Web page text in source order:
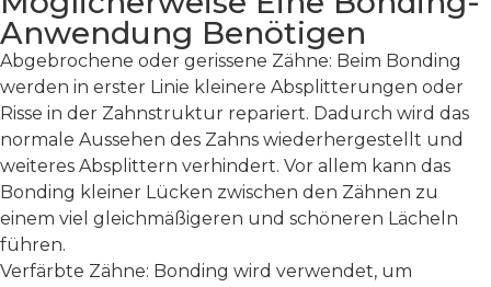
Anwendung Benötigen
Abgebrochene oder gerissene Zähne: Beim Bonding
werden in erster Linie kleinere Absplitterungen oder
Risse in der Zahnstruktur repariert. Dadurch wird das
normale Aussehen des Zahns wiederhergestellt und
weiteres Absplittern verhindert. Vor allem kann das
Bonding kleiner Lücken zwischen den Zähnen zu
einem viel gleichmäßigeren und schöneren Lächeln
führen.
Verfärbte Zähne: Bonding wird verwendet, um